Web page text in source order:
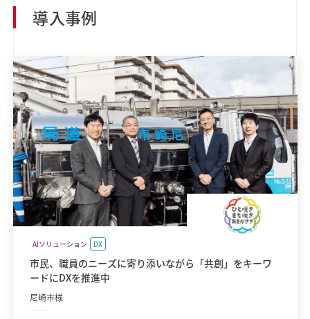
導入事例
AIソリューション DX
市民、職員のニーズに寄り添いながら「共創」をキーワ
ードにDXを推進中
尼崎市様